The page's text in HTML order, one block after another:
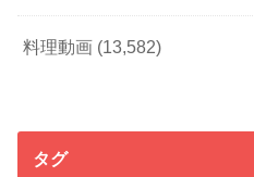
料理動画 (13,582)
タグ